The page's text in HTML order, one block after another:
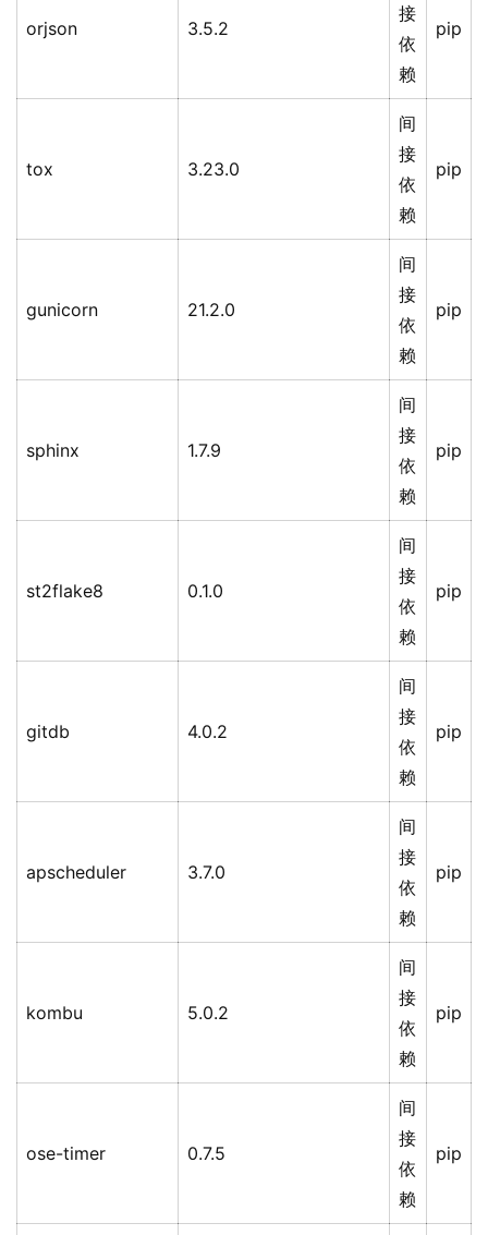
orjson 3.5.2
接
依
赖
pip
tox 3.23.0
间
接
依
赖
pip
gunicorn 21.2.0
间
接
依
赖
pip
sphinx 1.7.9
间
接
依
赖
pip
st2flake8 0.1.0
间
接
依
赖
pip
gitdb 4.0.2
间
接
依
赖
pip
apscheduler 3.7.0
间
接
依
赖
pip
kombu 5.0.2
间
接
依
赖
pip
ose-timer 0.7.5
间
接
依
赖
pip